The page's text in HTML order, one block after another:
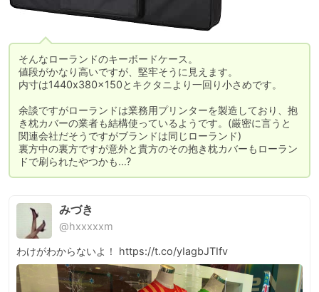
そんなローランドのキーボードケース。
値段がかなり高いですが、堅牢そうに見えます。
内寸は1440x380x150とキクタニより一回り小さめです。
余談ですがローランドは業務用プリンターを製造しており、抱
き枕カバーの業者も結構使っているようです。(厳密に言うと
関連会社だそうですがブランドは同じローランド)
裏方中の裏方ですが意外と貴方のその抱き枕カバーもローラン
ドで刷られたやつかも…?
みづき
@hxxxxxm
わけがわからないよ！ https://t.co/yIagbJTIfv